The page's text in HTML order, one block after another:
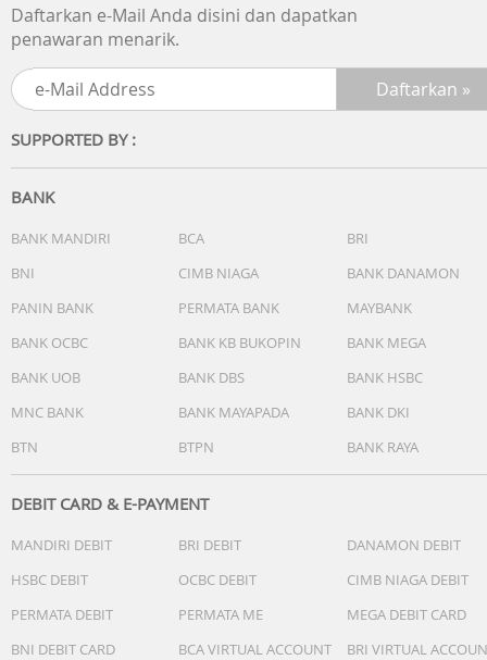
Daftarkan e-Mail Anda disini dan dapatkan
penawaran menarik.
SUPPORTED BY :
BANK
BANK MANDIRI BCA
BRI
BNI
CIMB NIAGA
BANK DANAMON
PANIN BANK
PERMATA BANK
MAYBANK
BANK OCBC
BANK KB BUKOPIN
BANK MEGA
BANK UOB
BANK DBS
BANK HSBC
MNC BANK
BANK MAYAPADA
BANK DKI
BTN
BTPN BANK RAYA
DEBIT CARD & E-PAYMENT
MANDIRI DEBIT BRI DEBIT
DANAMON DEBIT
HSBC DEBIT
OCBC DEBIT
CIMB NIAGA DEBIT
PERMATA DEBIT
PERMATA ME
MEGA DEBIT CARD
BNI DEBIT CARD
BCA VIRTUAL ACCOUNT
BRI VIRTUAL